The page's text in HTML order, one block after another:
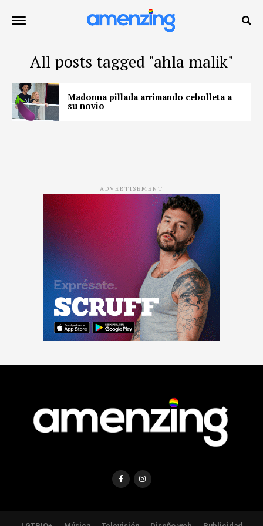
All posts tagged "ahla malik"
Madonna pillada arrimando cebolleta a
su novio
ADVERTISEMENT